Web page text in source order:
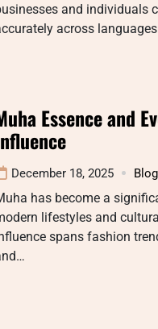
and individuals
across
Essence and
December 18, 2025 Blog
has become a
lifestyles and
spans fashion